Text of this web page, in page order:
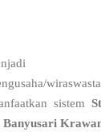
sistem
Banyusari